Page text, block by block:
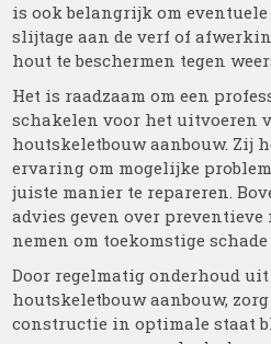
is ook belangrijk om
slijtage aan de verf of
hout te beschermen tegen
Het is raadzaam om een
schakelen voor het uitvoeren
houtskeletbouw aanbouw. Zij
ervaring om mogelijke
juiste manier te repareren.
advies geven over
nemen om toekomstige
Door regelmatig onderhoud uit
houtskeletbouw aanbouw,
constructie in optimale staat